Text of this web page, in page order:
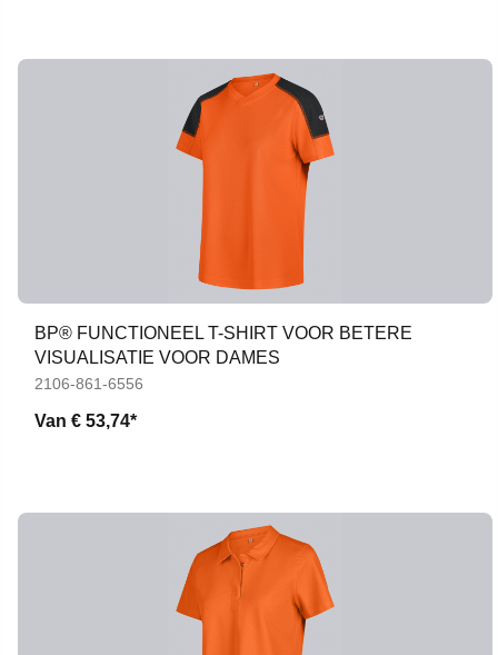
BP® FUNCTIONEEL T-SHIRT VOOR BETERE
VISUALISATIE VOOR DAMES
2106-861-6556
Van € 53,74*